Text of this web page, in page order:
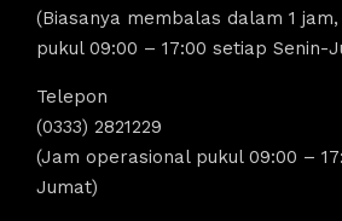
(Biasanya membalas dalam 1
pukul 09:00 – 17:00 setiap Senin-
Telepon
(0333) 2821229
(Jam operasional pukul 09:00 –
Jumat)